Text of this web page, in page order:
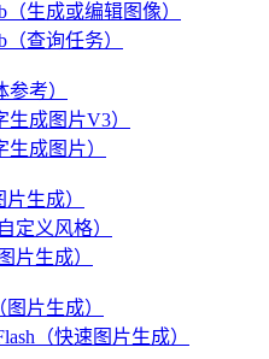
（生成或编辑图像）
查询任务）
参考）
生成图片V3）
生成图片）
生成）
定义风格）
片生成）
图片生成）
（快速图片生成）